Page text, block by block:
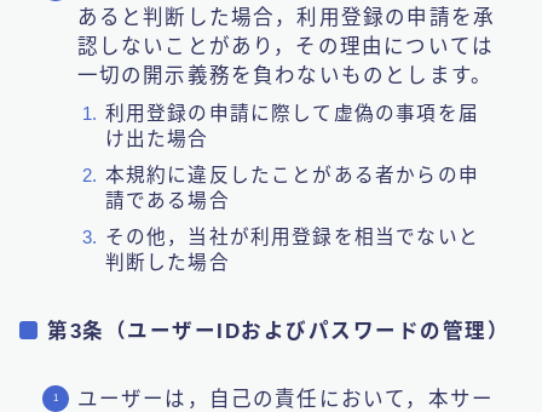
あると判断した場合，利用登録の申請を承
認しないことがあり，その理由については
一切の開示義務を負わないものとします。
利用登録の申請に際して虚偽の事項を届
け出た場合
本規約に違反したことがある者からの申
請である場合
その他，当社が利用登録を相当でないと
判断した場合
第3条（ユーザーIDおよびパスワードの管理）
ユーザーは，自己の責任において，本サー